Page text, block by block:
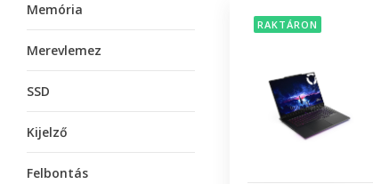
Memória
Merevlemez
SSD
Kijelző
Felbontás
RAKTÁRON